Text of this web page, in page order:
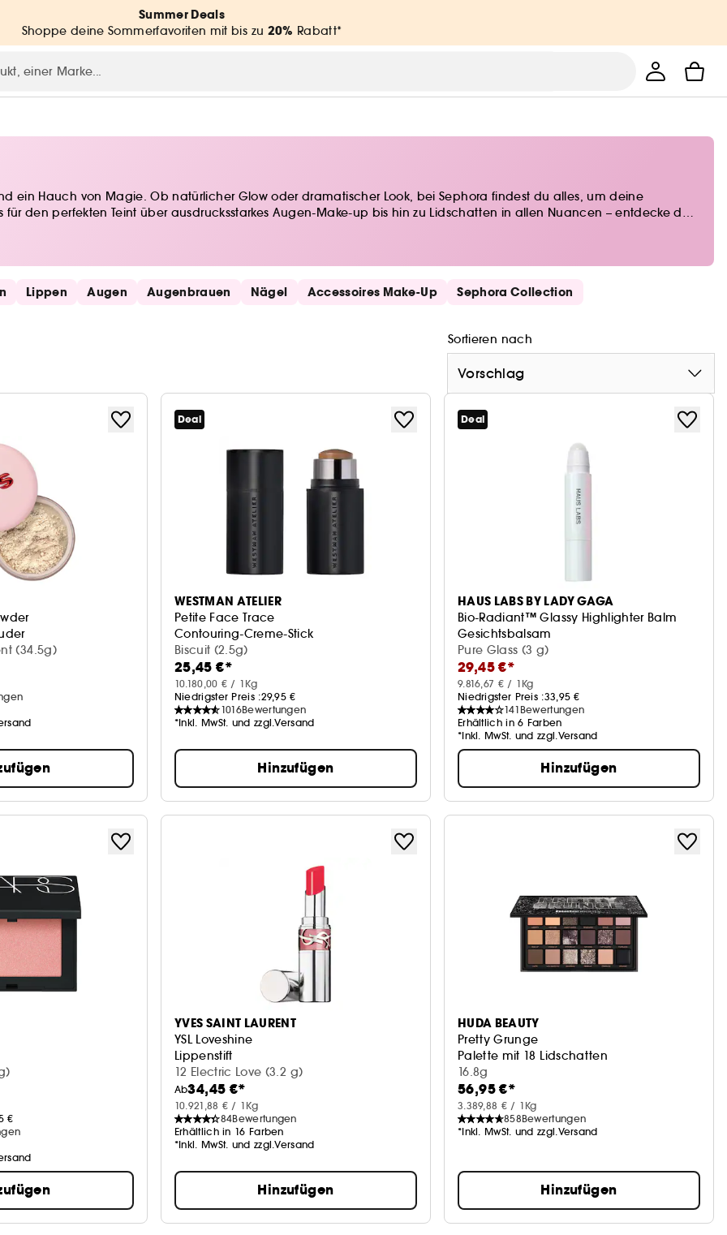
Summer Deals
Shoppe deine Sommerfavoriten mit bis zu 20% Rabatt*
ein Hauch von Magie. Ob natürlicher Glow oder dramatischer Look, bei Sephora findest du alles, um deine
für den perfekten Teint über ausdrucksstarkes Augen-Make-up bis hin zu Lidschatten in allen Nuancen – entdecke die
Lippen Augen Augenbrauen Nägel Accessoires Make-Up Sephora Collection
Sortieren nach
Vorschlag
(34.5g)
Deal
WESTMAN ATELIER
Petite Face Trace
Contouring-Creme-Stick
Biscuit (2.5g)
25,45 €*
10.180,00 € / 1Kg
Niedrigster Preis :29,95 €
1016Bewertungen
*Inkl. MwSt. und zzgl.Versand
Hinzufügen
Deal
HAUS LABS BY LADY GAGA
Bio-Radiant™ Glassy Highlighter Balm
Gesichtsbalsam
Pure Glass (3 g)
29,45 €*
9.816,67 € / 1Kg
Niedrigster Preis :33,95 €
141 Bewertungen
Erhältlich in 6 Farben
*Inkl. MwSt. und zzgl.Versand
Hinzufügen
€
YVES SAINT LAURENT
YSL Loveshine
Lippenstift
12 Electric Love (3.2 g)
Ab34,45 €*
10.921,88 € / 1Kg
84Bewertungen
Erhältlich in 16 Farben
*Inkl. MwSt. und zzgl.Versand
Hinzufügen
HUDA BEAUTY
Pretty Grunge
Palette mit 18 Lidschatten
16.8g
56,95 €*
3.389,88 € / 1Kg
858Bewertungen
*Inkl. MwSt. und zzgl.Versand
Hinzufügen